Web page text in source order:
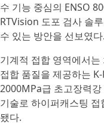
수 기능 중심의 ENSO
RTVision 도포 검사 솔
수 있는 방안을 선보였다.
기계적 접합 영역에서
접합 품질을 제공하는
2000MPa급 초고장력
기술로 하이퍼캐스팅
됐다.